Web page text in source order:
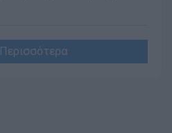
Περισσότερα